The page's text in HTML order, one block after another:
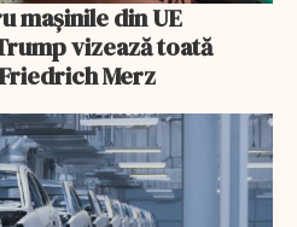
mașinile din UE
vizează toată
Merz